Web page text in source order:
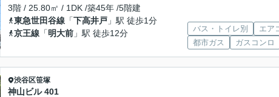
3階 / 25.80㎡ / 1DK /築45年 /5階建
東急世田谷線 「下高井戸 」駅 徒歩1分
京王線 「明大前 」駅 徒歩12分 バス・トイレ別 エア
都市ガス
ガスコンロ
渋谷区笹塚
神山ビル 401